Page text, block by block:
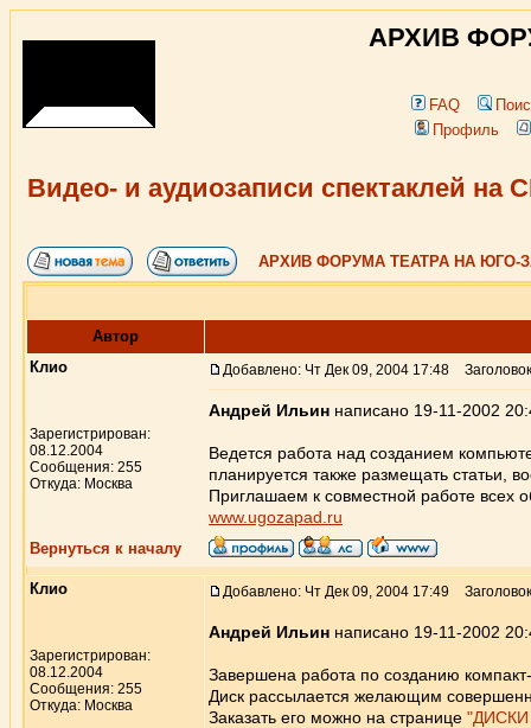
АРХИВ
FAQ
Профиль
Видео- и аудиозаписи спектаклей на
АРХИВ ФОРУМА ТЕАТРА НА ЮГО-
Автор
Клио
Зарегистрирован:
08.12.2004
Сообщения: 255
Откуда: Москва
Добавлено: Чт Дек 09, 2004 17:48
Андрей Ильин написано 19-11-2002
Ведется работа над созданием
планируется также размещать статьи,
Приглашаем к совместной работе всех
www.ugozapad.ru
Вернуться к началу
Клио
Зарегистрирован:
08.12.2004
Сообщения: 255
Откуда: Москва
Добавлено: Чт Дек 09, 2004 17:49
Андрей Ильин написано 19-11-2002
Завершена работа по созданию
Диск рассылается желающим
Заказать его можно на странице